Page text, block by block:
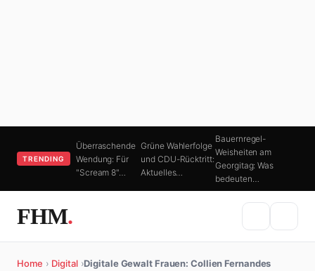
TRENDING
Überraschende
Wendung: Für
"Scream 8"…
Grüne Wahlerfolge
und CDU-Rücktritt:
Aktuelles…
Bauernregel-
Weisheiten am
Georgitag: Was
bedeuten…
FHM.
Home › Digital ›Digitale Gewalt Frauen: Collien Fernandes